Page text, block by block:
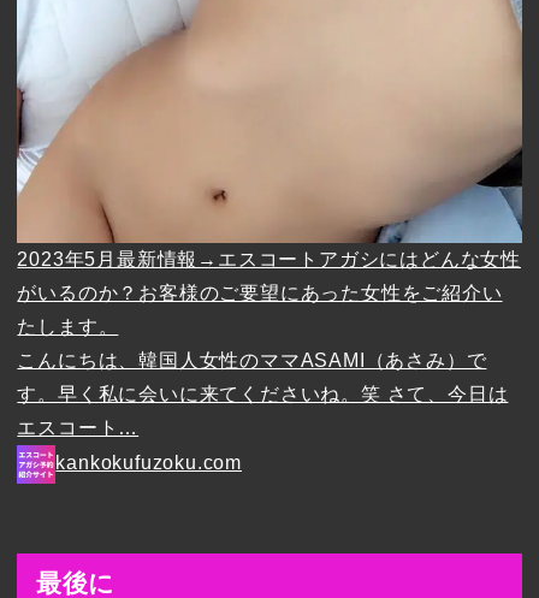
2023年5月最新情報→エスコートアガシにはどんな女性
がいるのか？お客様のご要望にあった女性をご紹介い
たします。
こんにちは、韓国人女性のママASAMI（あさみ）で
す。早く私に会いに来てくださいね。笑 さて、今日は
エスコート…
kankokufuzoku.com
最後に